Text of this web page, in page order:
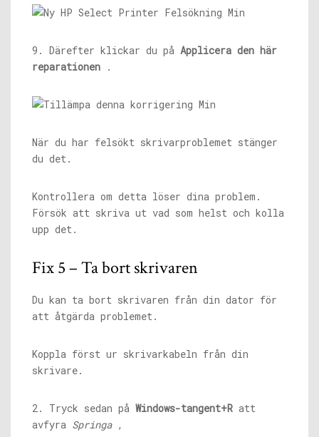
9. Därefter klickar du på Applicera den här
reparationen .
När du har felsökt skrivarproblemet stänger
du det.
Kontrollera om detta löser dina problem.
Försök att skriva ut vad som helst och kolla
upp det.
Fix 5 – Ta bort skrivaren
Du kan ta bort skrivaren från din dator för
att åtgärda problemet.
Koppla först ur skrivarkabeln från din
skrivare.
2. Tryck sedan på Windows-tangent+R att
avfyra Springa,